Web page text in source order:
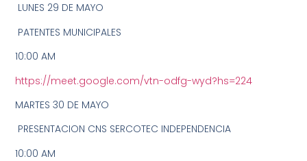
️ LUNES 29 DE MAYO
PATENTES MUNICIPALES
10:00 AM
https://meet.google.com/vtn-odfg-wyd?hs=224
️MARTES 30 DE MAYO
PRESENTACION CNS SERCOTEC INDEPENDENCIA
10:00 AM